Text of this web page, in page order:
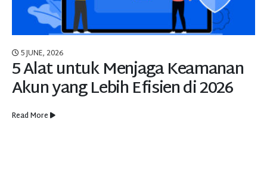
5 JUNE, 2026
5 Alat untuk Menjaga Keamanan
Akun yang Lebih Efisien di 2026
Read More